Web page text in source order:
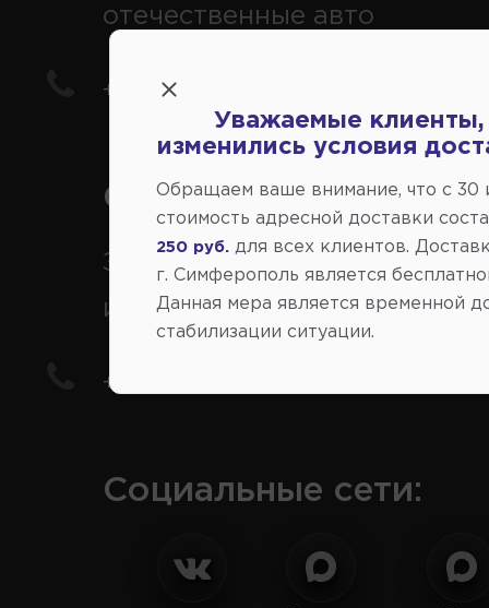
отечественные авто
+7(978) 206-206-5
Справочный центр:
Заказ шин, дисков,
иномарки
+7(978) 206-206-8
Социальные сети:
Уважаемые клиенты,
изменились условия
Обращаем ваше внимание, что c 30
стоимость адресной доставки
250 руб. для всех клиентов.
г. Симферополь является
Данная мера является временной
стабилизации ситуации.